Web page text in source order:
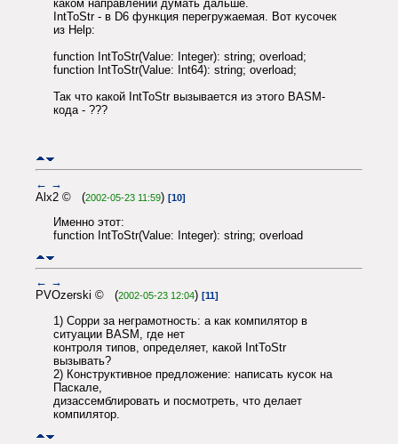
каком направлении думать дальше.
IntToStr - в D6 функция перегружаемая. Вот кусочек
из Help:
function IntToStr(Value: Integer): string; overload;
function IntToStr(Value: Int64): string; overload;
Так что какой IntToStr вызывается из этого BASM-
кода - ???
← →
Alx2 © (2002-05-23 11:59) [10]
Именно этот:
function IntToStr(Value: Integer): string; overload
← →
PVOzerski © (2002-05-23 12:04) [11]
1) Сорри за неграмотность: а как компилятор в
ситуации BASM, где нет
контроля типов, определяет, какой IntToStr
вызывать?
2) Конструктивное предложение: написать кусок на
Паскале,
дизассемблировать и посмотреть, что делает
компилятор.